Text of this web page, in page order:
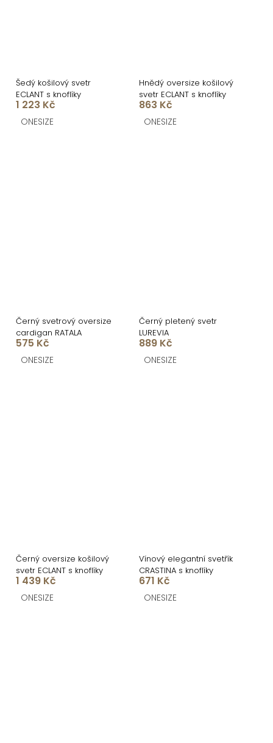
Šedý košilový svetr
ECLANT s knoflíky
1 223 Kč
ONESIZE
Hnědý oversize košilový
svetr ECLANT s knoflíky
863 Kč
ONESIZE
Černý svetrový oversize
cardigan RATALA
575 Kč
ONESIZE
Černý pletený svetr
LUREVIA
889 Kč
ONESIZE
Černý oversize košilový
svetr ECLANT s knoflíky
1 439 Kč
ONESIZE
Vínový elegantní svetřík
CRASTINA s knoflíky
671 Kč
ONESIZE